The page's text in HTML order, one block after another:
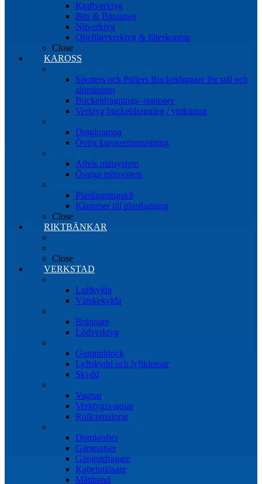
Kraftverktyg
Bits & Bitssatser
Nitverktyg
Oljefilterverktyg & filterkoppar
Close
KAROSS
Spotters och Pullers Buckeldragare för stål och
aluminium
Buckeldragnings- stationer
Verktyg buckeldragning / ytriktning
Dragkrampa
Övrig karosseriutrustning
Allvis mätsystem
Övriga mätsystem
Plastlagningskit
Klammer till plastlagning
Close
RIKTBÄNKAR
Close
VERKSTAD
Luftkylda
Vätskekylda
Brännare
Lödverktyg
Gummiblock
Lyftskydd och lyftklossar
Skydd
Vagnar
Verktygsvagnar
Rullcontainrar
Domkrafter
Gängsatser
Gängutdragare
Kabelutlösare
Måttband